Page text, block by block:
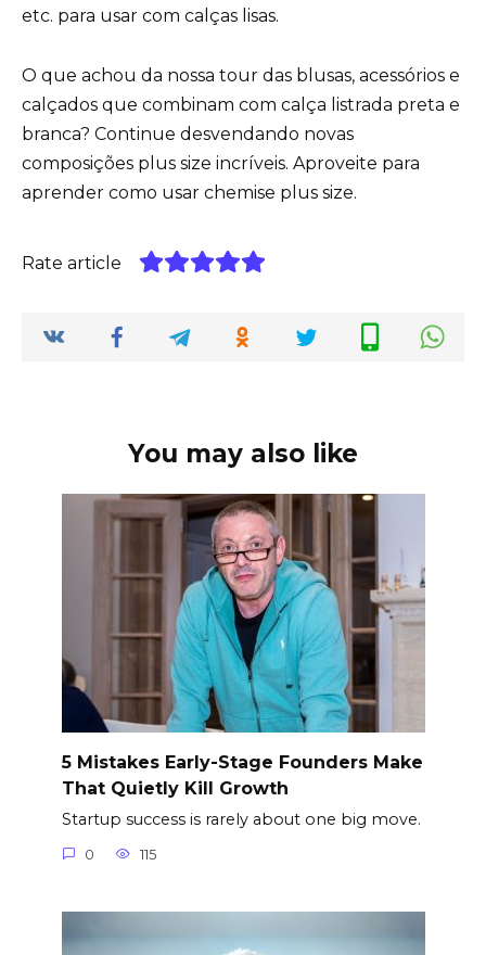
etc. para usar com calças lisas.
O que achou da nossa tour das blusas, acessórios e
calçados que combinam com calça listrada preta e
branca? Continue desvendando novas
composições plus size incríveis. Aproveite para
aprender como usar chemise plus size.
Rate article
You may also like
5 Mistakes Early-Stage Founders Make
That Quietly Kill Growth
Startup success is rarely about one big move.
0 115